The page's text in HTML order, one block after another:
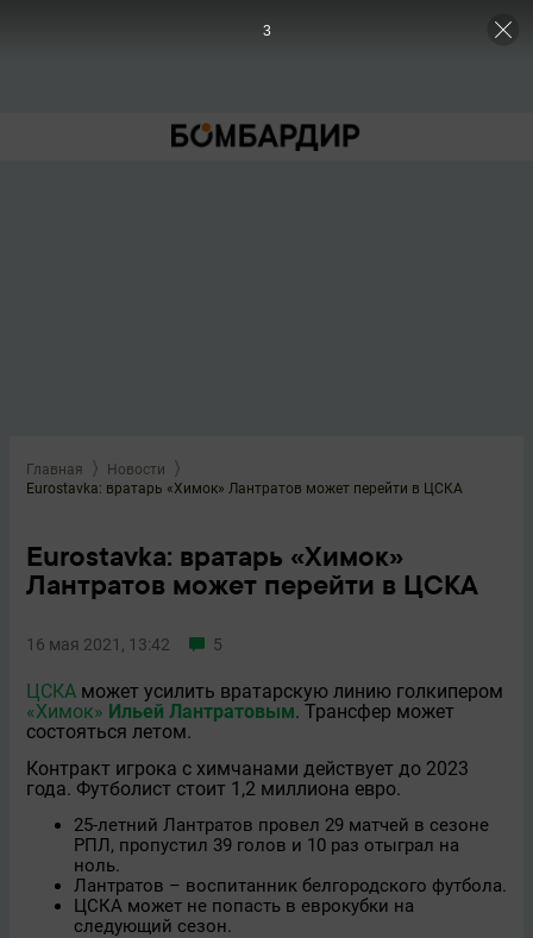
Главная
Новости
Eurostavka: вратарь «Химок» Лантратов может перейти в ЦСКА
Eurostavka: вратарь «Химок»
Лантратов может перейти в ЦСКА
16 мая 2021, 13:42 5
ЦСКА может усилить вратарскую линию голкипером
«Химок» Ильей Лантратовым. Трансфер может
состояться летом.
Контракт игрока с химчанами действует до 2023
года. Футболист стоит 1,2 миллиона евро.
25-летний Лантратов провел 29 матчей в сезоне
РПЛ, пропустил 39 голов и 10 раз отыграл на
ноль.
Лантратов – воспитанник белгородского футбола.
ЦСКА может не попасть в еврокубки на
следующий сезон.
3